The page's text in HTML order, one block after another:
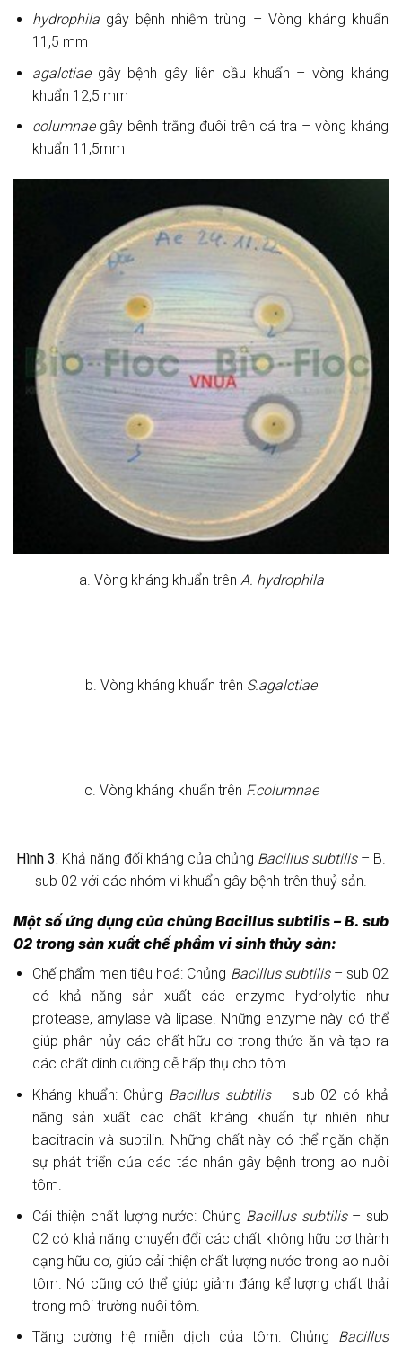
hydrophilagây bệnh nhiễm trùng – Vòng kháng khuẩn
11,5 mm
agalctiaegây bệnh gây liên cầu khuẩn – vòng kháng
khuẩn 12,5 mm
columnaegây bênh trắng đuôi trên cá tra – vòng kháng
khuẩn 11,5mm
a. Vòng kháng khuẩn trên A. hydrophila
b. Vòng kháng khuẩn trên S.agalctiae
c. Vòng kháng khuẩn trên F.columnae
Hình 3. Khả năng đối kháng của chủng Bacillus subtilis– B.
sub 02 với các nhóm vi khuẩn gây bệnh trên thuỷ sản.
Một số ứng dụng của chủng Bacillus subtilis –B. sub
02 trong sản xuất chế phẩm vi sinh thủy sản:
Chế phẩm men tiêu hoá: Chủng Bacillus subtilis– sub 02
có khả năng sản xuất các enzyme hydrolytic như
protease, amylase và lipase. Những enzyme này có thể
giúp phân hủy các chất hữu cơ trong thức ăn và tạo ra
các chất dinh dưỡng dễ hấp thụ cho tôm.
Kháng khuẩn: Chủng Bacillus subtilis– sub 02 có khả
năng sản xuất các chất kháng khuẩn tự nhiên như
bacitracin và subtilin. Những chất này có thể ngăn chặn
sự phát triển của các tác nhân gây bệnh trong ao nuôi
tôm.
Cải thiện chất lượng nước: Chủng Bacillus subtilis– sub
02 có khả năng chuyển đổi các chất không hữu cơ thành
dạng hữu cơ, giúp cải thiện chất lượng nước trong ao nuôi
tôm. Nó cũng có thể giúp giảm đáng kể lượng chất thải
trong môi trường nuôi tôm.
Tăng cường hệ miễn dịch của tôm: Chủng Bacillus